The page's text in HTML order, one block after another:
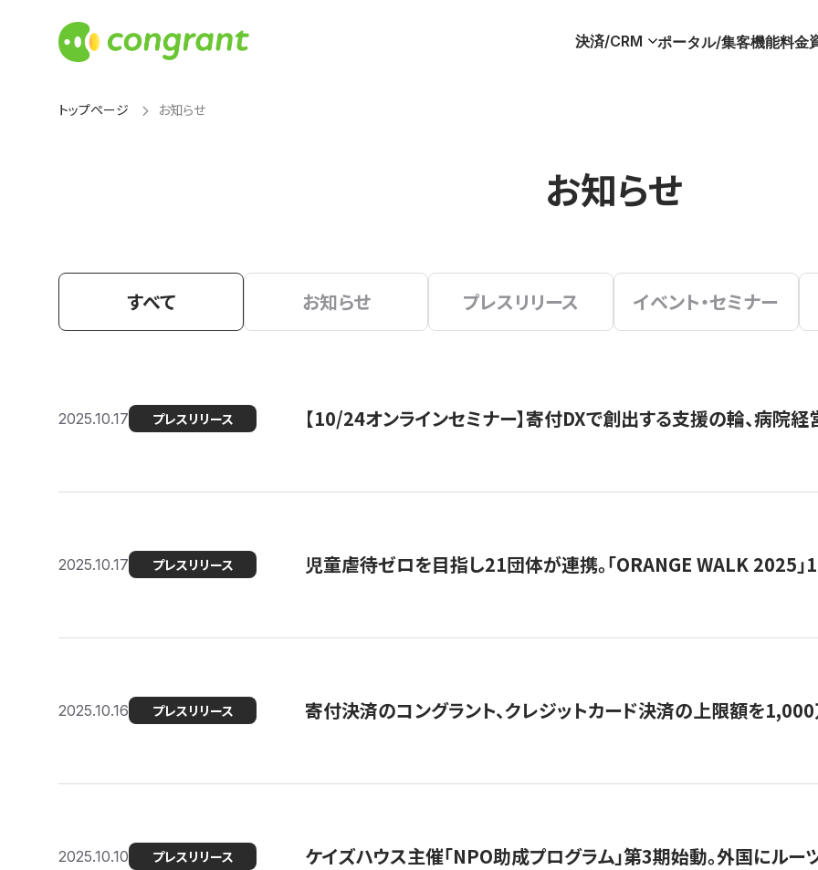
決済/CRM ポータル/集客機能料金
トップページ お知らせ
お知らせ
すべて お知らせ プレスリリース イベント・セミナー
2025.10.17 プレスリリース 【10/24オンラインセミナー】寄付DXで創出する支援の輪、病院
2025.10.17 プレスリリース 児童虐待ゼロを目指し21団体が連携。「ORANGE WALK 2025」
2025.10.16 プレスリリース 寄付決済のコングラント、クレジットカード決済の上限額を
2025.10.10 プレスリリース ケイズハウス主催「NPO助成プログラム」第3期始動。外国にル